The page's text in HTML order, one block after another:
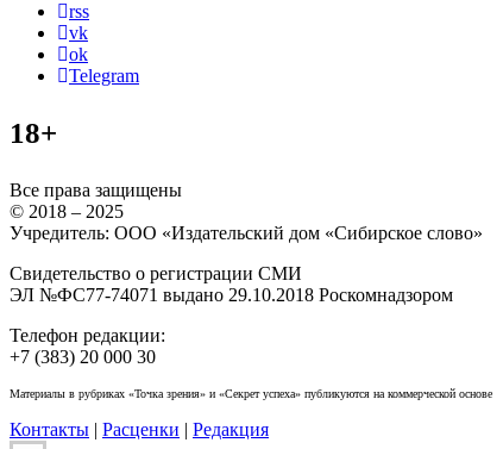
rss
vk
ok
Telegram
18+
Все права защищены
© 2018 – 2025
Учредитель: ООО «Издательский дом «Сибирское слово»
Свидетельство о регистрации СМИ
ЭЛ №ФС77-74071 выдано 29.10.2018 Роскомнадзором
Телефон редакции:
+7 (383) 20 000 30
Материалы в рубриках «Точка зрения» и «Секрет успеха» публикуются на коммерческой основе
Контакты | Расценки | Редакция